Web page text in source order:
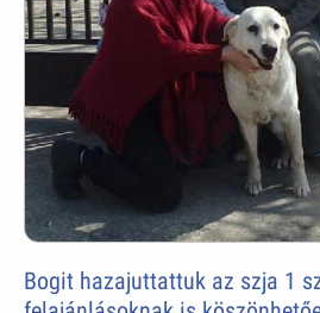
Bogit hazajuttattuk az szja 1